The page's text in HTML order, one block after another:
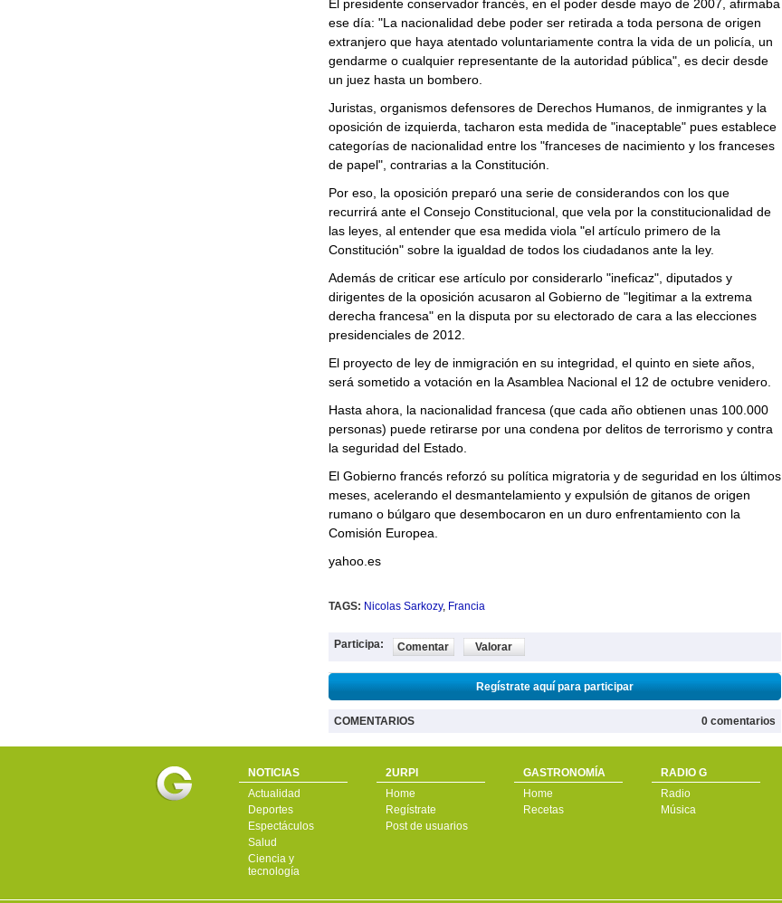
El presidente conservador francés, en el poder desde mayo de 2007, afirmaba
ese día: "La nacionalidad debe poder ser retirada a toda persona de origen
extranjero que haya atentado voluntariamente contra la vida de un policía, un
gendarme o cualquier representante de la autoridad pública", es decir desde
un juez hasta un bombero.
Juristas, organismos defensores de Derechos Humanos, de inmigrantes y la
oposición de izquierda, tacharon esta medida de "inaceptable" pues establece
categorías de nacionalidad entre los "franceses de nacimiento y los franceses
de papel", contrarias a la Constitución.
Por eso, la oposición preparó una serie de considerandos con los que
recurrirá ante el Consejo Constitucional, que vela por la constitucionalidad de
las leyes, al entender que esa medida viola "el artículo primero de la
Constitución" sobre la igualdad de todos los ciudadanos ante la ley.
Además de criticar ese artículo por considerarlo "ineficaz", diputados y
dirigentes de la oposición acusaron al Gobierno de "legitimar a la extrema
derecha francesa" en la disputa por su electorado de cara a las elecciones
presidenciales de 2012.
El proyecto de ley de inmigración en su integridad, el quinto en siete años,
será sometido a votación en la Asamblea Nacional el 12 de octubre venidero.
Hasta ahora, la nacionalidad francesa (que cada año obtienen unas 100.000
personas) puede retirarse por una condena por delitos de terrorismo y contra
la seguridad del Estado.
El Gobierno francés reforzó su política migratoria y de seguridad en los últimos
meses, acelerando el desmantelamiento y expulsión de gitanos de origen
rumano o búlgaro que desembocaron en un duro enfrentamiento con la
Comisión Europea.
yahoo.es
TAGS: Nicolas Sarkozy, Francia
Participa: Comentar Valorar
Regístrate aquí para participar
COMENTARIOS 0 comentarios
NOTICIAS
Actualidad
Deportes
Espectáculos
Salud
Ciencia y
tecnología
2URPI
Home
Regístrate
Post de usuarios
GASTRONOMÍA
Home
Recetas
RADIO G
Radio
Música